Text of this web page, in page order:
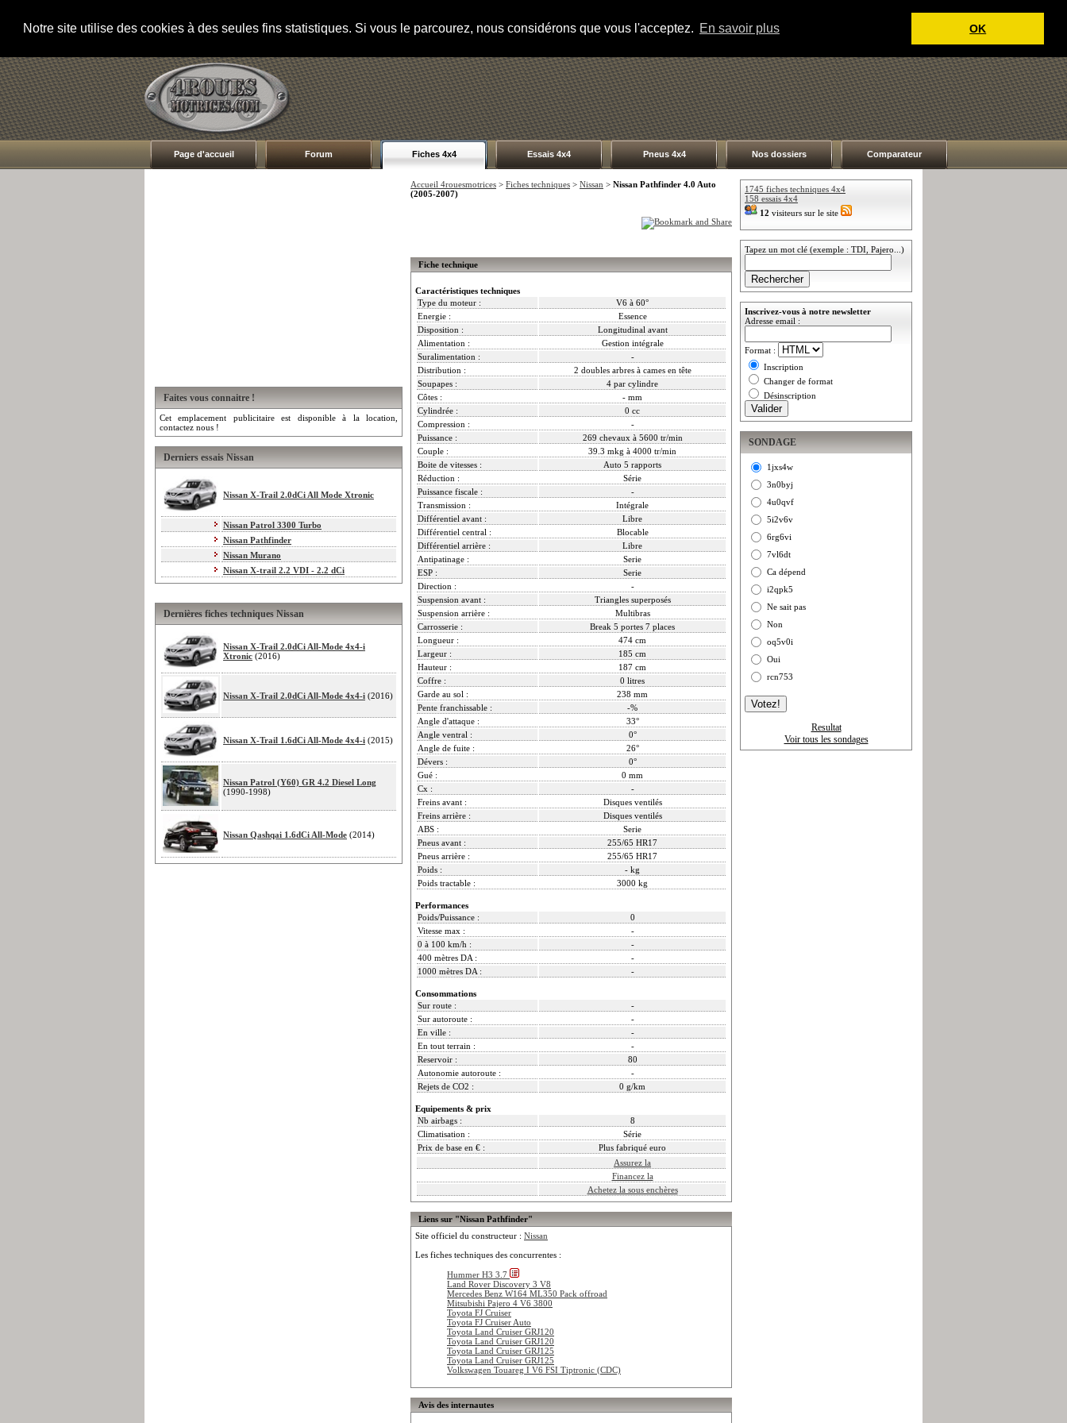
Notre site utilise des cookies à des seules fins statistiques. Si vous le parcourez, nous considérons que vous l'acceptez. En savoir plus OK
Page d'accueil Forum Fiches 4x4 Essais 4x4 Pneus 4x4 Nos dossiers Comparateur
Faites vous connaitre !
Cet emplacement publicitaire est disponible à la location,
contactez nous !
Derniers essais Nissan
Nissan X-Trail 2.0dCi All Mode Xtronic
Nissan Patrol 3300 Turbo
Nissan Pathfinder
Nissan Murano
Nissan X-trail 2.2 VDI - 2.2 dCi
Dernières fiches techniques Nissan
Nissan X-Trail 2.0dCi All-Mode 4x4-i
Xtronic (2016)
Nissan X-Trail 2.0dCi All-Mode 4x4-i (2016)
Nissan X-Trail 1.6dCi All-Mode 4x4-i (2015)
Nissan Patrol (Y60) GR 4.2 Diesel Long
(1990-1998)
Nissan Qashqai 1.6dCi All-Mode (2014)
Accueil 4rouesmotrices > Fiches techniques > Nissan > Nissan Pathfinder 4.0 Auto
(2005-2007)
Fiche technique
Caractéristiques techniques
Type du moteur :
V6 à 60°
Energie :
Essence
Disposition :
Longitudinal avant
Alimentation :
Gestion intégrale
Suralimentation :
-
Distribution :
2 doubles arbres à cames en tête
Soupapes :
4 par cylindre
Côtes :
- mm
Cylindrée :
0 cc
Compression :
-
Puissance :
269 chevaux à 5600 tr/min
Couple :
39.3 mkg à 4000 tr/min
Boite de vitesses :
Auto 5 rapports
Réduction :
Série
Puissance fiscale :
-
Transmission :
Intégrale
Différentiel avant :
Libre
Différentiel central :
Blocable
Différentiel arrière :
Libre
Antipatinage :
Serie
ESP :
Serie
Direction :
-
Suspension avant :
Triangles superposés
Suspension arrière :
Multibras
Carrosserie :
Break 5 portes 7 places
Longueur :
474 cm
Largeur :
185 cm
Hauteur :
187 cm
Coffre :
0 litres
Garde au sol :
238 mm
Pente franchissable :
-%
Angle d'attaque :
33°
Angle ventral :
0°
Angle de fuite :
26°
Dévers :
0°
Gué :
0 mm
Cx :
-
Freins avant :
Disques ventilés
Freins arrière :
Disques ventilés
ABS :
Serie
Pneus avant :
255/65 HR17
Pneus arrière :
255/65 HR17
Poids :
- kg
Poids tractable :
3000 kg
Performances
Poids/Puissance :
0
Vitesse max :
-
0 à 100 km/h :
-
400 mètres DA :
-
1000 mètres DA :
-
Consommations
Sur route :
-
Sur autoroute :
-
En ville :
-
En tout terrain :
-
Reservoir :
80
Autonomie autoroute :
-
Rejets de CO2 :
0 g/km
Equipements & prix
Nb airbags :
8
Climatisation :
Série
Prix de base en € :
Plus fabriqué euro
Assurez la
Financez la
Achetez la sous enchères
Liens sur "Nissan Pathfinder"
Site officiel du constructeur : Nissan
Les fiches techniques des concurrentes :
Hummer H3 3.7
Land Rover Discovery 3 V8
Mercedes Benz W164 ML350 Pack offroad
Mitsubishi Pajero 4 V6 3800
Toyota FJ Cruiser
Toyota FJ Cruiser Auto
Toyota Land Cruiser GRJ120
Toyota Land Cruiser GRJ120
Toyota Land Cruiser GRJ125
Toyota Land Cruiser GRJ125
Volkswagen Touareg I V6 FSI Tiptronic (CDC)
Avis des internautes
1745 fiches techniques 4x4
158 essais 4x4
12 visiteurs sur le site
Tapez un mot clé (exemple : TDI, Pajero...)
Inscrivez-vous à notre newsletter
Adresse email :
Format :
Inscription
Changer de format
Désinscription
SONDAGE
1jxs4w
3n0byj
4u0qvf
5i2v6v
6rg6vi
7vl6dt
Ca dépend
i2qpk5
Ne sait pas
Non
oq5v0i
Oui
rcn753
Resultat
Voir tous les sondages